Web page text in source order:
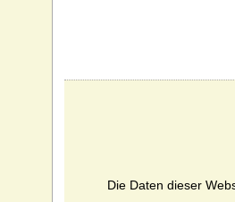
Die Daten dieser